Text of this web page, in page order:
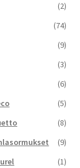
(2)
(74)
(9)
(3)
(6)
(5)
(8)
(9)
(1)